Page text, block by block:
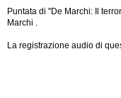
Puntata di "De Marchi: Il
Marchi .
La registrazione audio di